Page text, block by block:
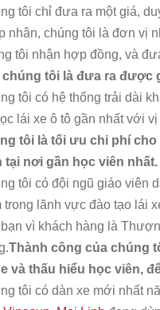
tôi chỉ đưa ra một giá,
nhân, chúng tôi là đơn vị
tôi nhận hợp đồng, và
chúng tôi là đưa ra được
tôi có hệ thống trải dài
lái xe ô tô gần nhất với
tôi là tối ưu chi phí
tại nơi gần học viên nhất.
tôi có đội ngũ giáo viên
trong lãnh vực đào tạo lái
vì khách hàng là
Thành công của chúng
và thấu hiểu học viên,
tôi có dàn xe mới nhất